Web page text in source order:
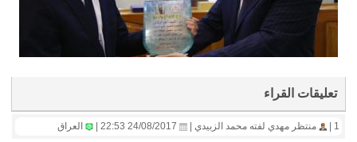
تعليقات القراء
1 | منتظر مهدي لفته محمد الزبيدي | العراق